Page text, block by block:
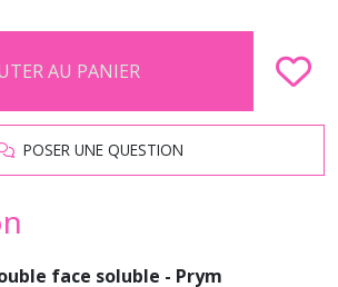
AU PANIER
POSER UNE QUESTION
face soluble - Prym